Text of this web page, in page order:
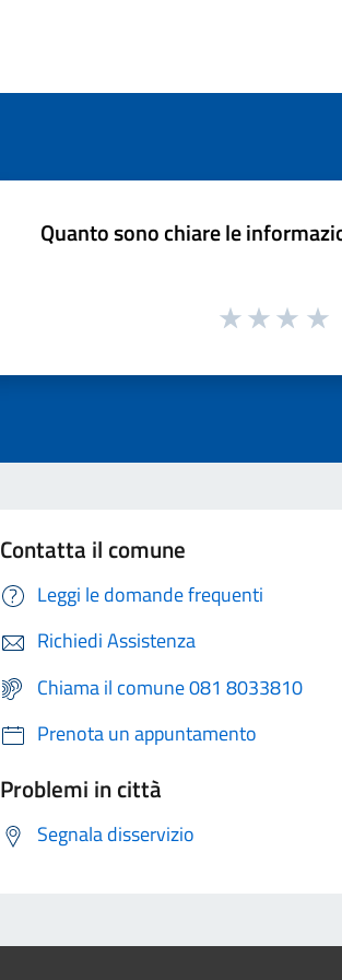
Quanto sono chiare le
Contatta il comune
Leggi le domande frequenti
Richiedi Assistenza
Chiama il comune 081 8033810
Prenota un appuntamento
Problemi in città
Segnala disservizio